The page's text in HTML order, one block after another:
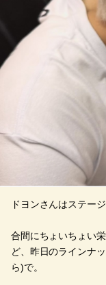
ドヨンさんはステー
合間にちょいちょい
ど、昨日のラインナ
ら)で。